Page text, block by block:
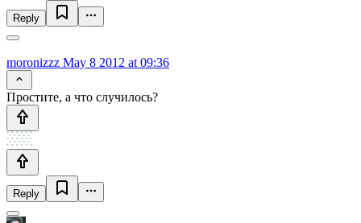
Reply
moronizzz May 8 2012 at 09:36
Простите, а что случилось?
Reply